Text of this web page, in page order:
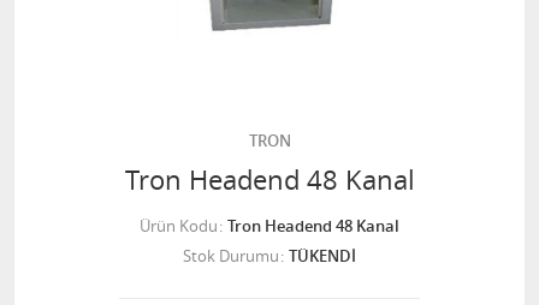
TRON
Tron Headend 48 Kanal
Ürün Kodu Tron Headend 48 Kanal
Stok Durumu TÜKENDİ